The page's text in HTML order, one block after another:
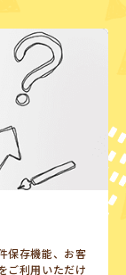
保存機能、お客
ご利用いただけ